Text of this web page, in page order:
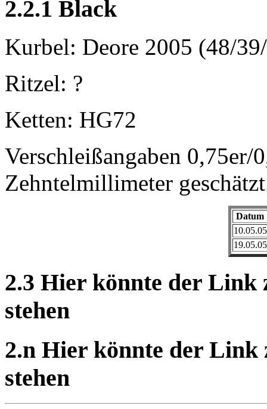
2.2.1 Black
Kurbel: Deore 2005 (48/
Ritzel: ?
Ketten: HG72
Verschleißangaben 0,75er/
Zehntelmillimeter
Datum
10.05.05
19.05.05
2.3 Hier könnte der Link
stehen
2.n Hier könnte der Link
stehen